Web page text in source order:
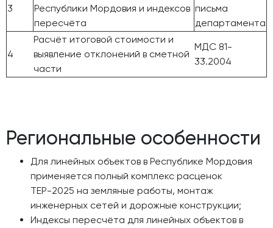
3
Республики Мордовия и индексов
пересчёта
письма
департамента
4
Расчёт итоговой стоимости и
выявление отклонений в сметной
части
МДС 81-
33.2004
Региональные особенности
Для линейных объектов в Республике Мордовия
применяется полный комплекс расценок
ТЕР-2025 на земляные работы, монтаж
инженерных сетей и дорожные конструкции;
Индексы пересчёта для линейных объектов в